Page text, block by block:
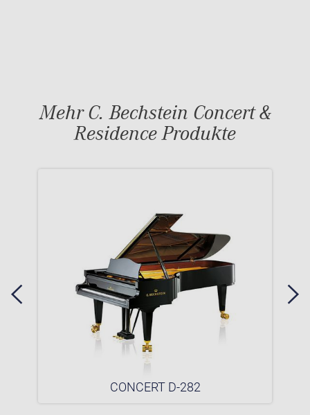
Mehr C. Bechstein Concert &
Residence Produkte
CONCERT D-282